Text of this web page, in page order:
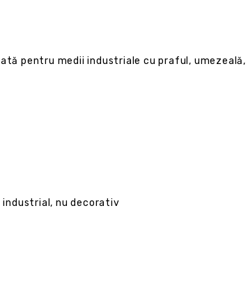
pentru medii industriale cu praful,
nu decorativ